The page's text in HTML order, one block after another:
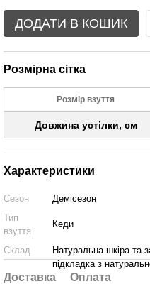
ДОДАТИ В КОШИК
Розмірна сітка
Розмір взуття
Довжина устілки, см
Характеристики
Сезон
Демісезон
Тип
взуття
Кеди
Склад
Натуральна шкіра та
підкладка з
Доставка Оплата